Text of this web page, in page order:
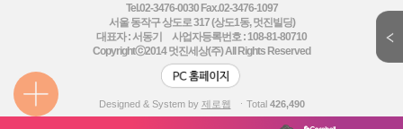
Tel.02-3476-0030 Fax.02-3476-1097
서울 동작구 상도로 317 (상도1동, 멋진빌딩)
대표자 : 서동기 사업자등록번호 : 108-81-80710
Copyrightⓒ2014멋진세상(주) All Rights Reserved
Designed & System by 제로웹 ㆍTotal 426,490